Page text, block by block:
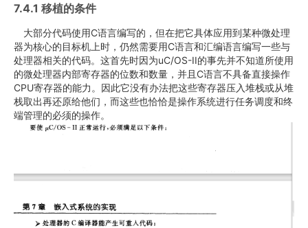
7.4.1 移植的条件
大部分代码使用C语言编写的，但在把它具体应用到某种微处理
器为核心的目标机上时，仍然需要用C语言和汇编语言编写一些与
处理器相关的代码。这首先时因为uC/OS-II的事先并不知道所使用
的微处理器内部寄存器的位数和数量，并且C语言不具备直接操作
CPU寄存器的能力。因此它没有办法把这些寄存器压入堆栈或从堆
栈取出再还原给他们，而这些也恰恰是操作系统进行任务调度和终
端管理的必须的操作。